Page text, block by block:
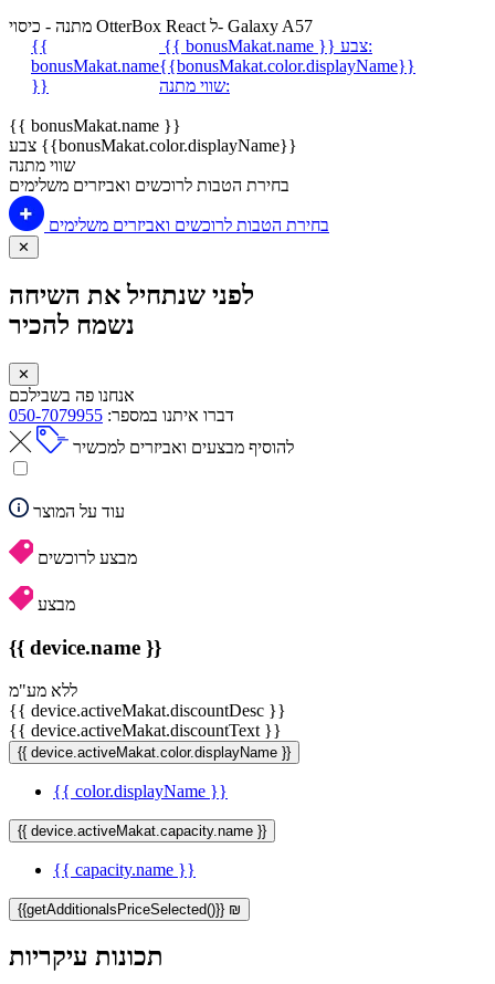
מתנה - כיסוי OtterBox React ל- Galaxy A57
{{
bonusMakat.name
}}
{{ bonusMakat.name }}
צבע:
{{bonusMakat.color.displayName}}
שווי מתנה:
{{ bonusMakat.name }}
צבע {{bonusMakat.color.displayName}}
שווי מתנה
בחירת הטבות לרוכשים ואביזרים משלימים
בחירת הטבות לרוכשים ואביזרים משלימים
✕
לפני שנתחיל את השיחה
נשמח להכיר
✕
אנחנו פה בשבילכם
דברו איתנו במספר: 050-7079955
להוסיף מבצעים ואביזרים למכשיר
עוד על המוצר
מבצע לרוכשים
מבצע
{{ device.name }}
ללא מע"מ
{{ device.activeMakat.discountDesc }}
{{ device.activeMakat.discountText }}
{{ device.activeMakat.color.displayName }}
{{ color.displayName }}
{{ device.activeMakat.capacity.name }}
{{ capacity.name }}
{{getAdditionalsPriceSelected()}} ₪
תכונות עיקריות